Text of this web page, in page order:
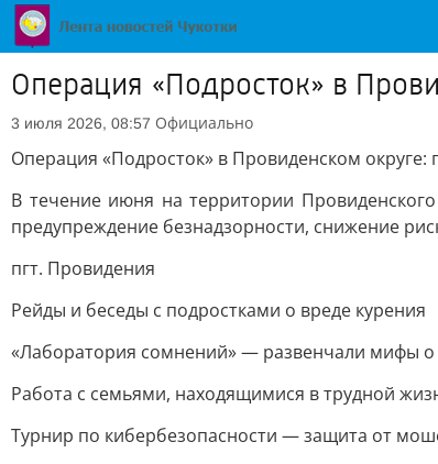
Операция «Подросток» в
3 июля 2026, 08:57 Официально
Операция «Подросток» в Провиденском округе:
В течение июня на территории
предупреждение безнадзорности, снижение
пгт. Провидения
Рейды и беседы с подростками о вреде курения
«Лаборатория сомнений» — развенчали мифы о
Работа с семьями, находящимися в трудной
Турнир по кибербезопасности — защита от